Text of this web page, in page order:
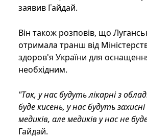
заявив Гайдай.
Він також розповів, що
отримала транш від
здоров'я України для
необхідним.
"Так, у нас будуть лікарні з
буде кисень, у нас будуть
медиків, але медиків у нас не
Гайдай.